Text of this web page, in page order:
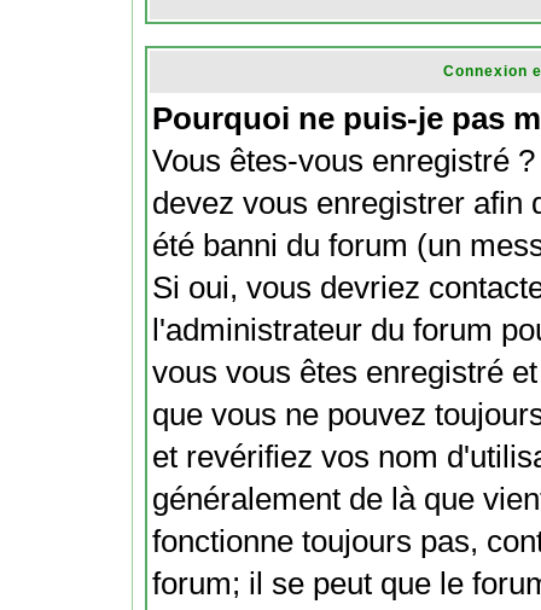
Connexion
Pourquoi ne puis-je pas
Vous êtes-vous enregistré
devez vous enregistrer afin
été banni du forum (un
Si oui, vous devriez
l'administrateur du forum
vous vous êtes enregistré
que vous ne pouvez
et revérifiez vos nom
généralement de là que
fonctionne toujours pas,
forum; il se peut que le